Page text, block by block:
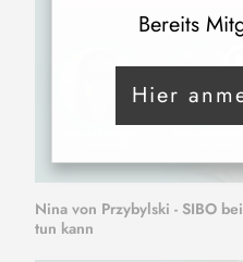
Nina von Przybylski - SIBO
tun kann
Bereits
Hier